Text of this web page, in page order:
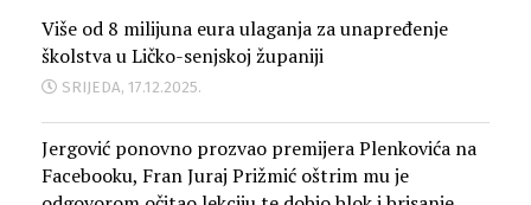
Više od 8 milijuna eura ulaganja za unapređenje
školstva u Ličko-senjskoj županiji
SRIJEDA, 17.12.2025.
Jergović ponovno prozvao premijera Plenkovića na
Facebooku, Fran Juraj Prižmić oštrim mu je